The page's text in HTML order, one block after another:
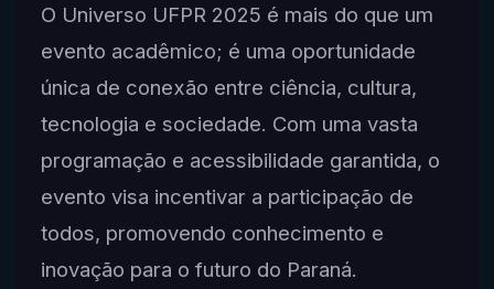
O Universo UFPR 2025 é mais do que um
evento acadêmico; é uma oportunidade
única de conexão entre ciência, cultura,
tecnologia e sociedade. Com uma vasta
programação e acessibilidade garantida, o
evento visa incentivar a participação de
todos, promovendo conhecimento e
inovação para o futuro do Paraná.